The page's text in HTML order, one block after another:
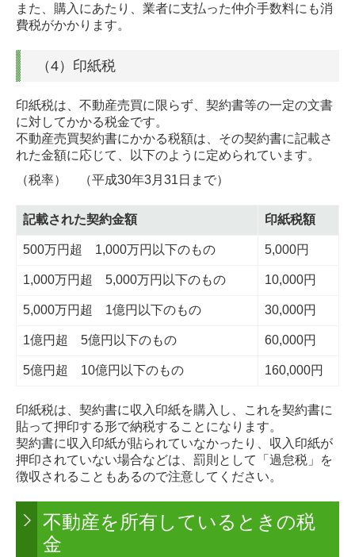
また、購入にあたり、業者に支払った仲介手数料にも消
費税がかかります。
（4）印紙税
印紙税は、不動産売買に限らず、契約書等の一定の文書
に対してかかる税金です。
不動産売買契約書にかかる税額は、その契約書に記載さ
れた金額に応じて、以下のように定められています。
（税率） （平成30年3月31日まで）
記載された契約金額 印紙税額
500万円超 1,000万円以下のもの 5,000円
1,000万円超 5,000万円以下のもの 10,000円
5,000万円超 1億円以下のもの 30,000円
1億円超 5億円以下のもの 60,000円
5億円超 10億円以下のもの 160,000円
印紙税は、契約書に収入印紙を購入し、これを契約書に
貼って押印する形で納税することになります。
契約書に収入印紙が貼られていなかったり、収入印紙が
押印されていない場合などは、罰則として「過怠税」を
徴収されることもあるので注意してください。
不動産を所有しているときの税
金